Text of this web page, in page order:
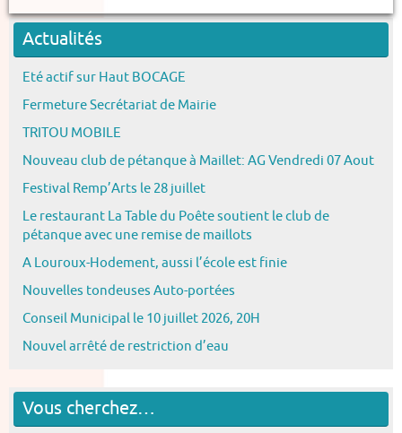
Actualités
Eté actif sur Haut BOCAGE
Fermeture Secrétariat de Mairie
TRITOU MOBILE
Nouveau club de pétanque à Maillet: AG Vendredi 07 Aout
Festival Remp’Arts le 28 juillet
Le restaurant La Table du Poête soutient le club de
pétanque avec une remise de maillots
A Louroux-Hodement, aussi l’école est finie
Nouvelles tondeuses Auto-portées
Conseil Municipal le 10 juillet 2026, 20H
Nouvel arrêté de restriction d’eau
Vous cherchez…